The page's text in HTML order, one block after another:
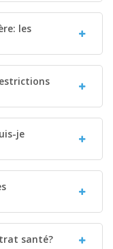
les
je
santé?